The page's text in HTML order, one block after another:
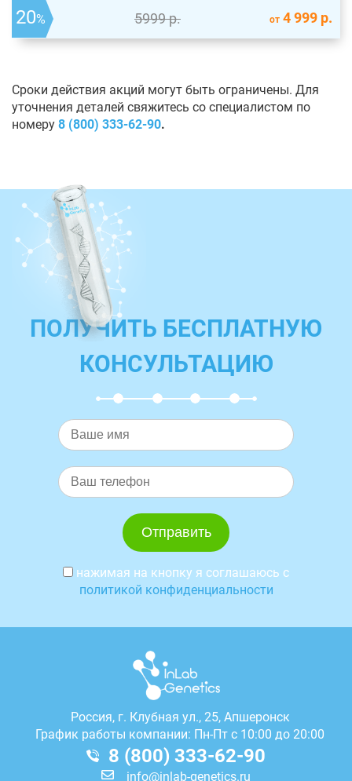
20% 5999р. от 4 999 р.
Сроки действия акций могут быть ограничены. Для
уточнения деталей свяжитесь со специалистом по
номеру 8 (800) 333-62-90.
ПОЛУЧИТЬ БЕСПЛАТНУЮ
КОНСУЛЬТАЦИЮ
нажимая на кнопку я соглашаюсь с
политикой конфиденциальности
Россия, г. Клубная ул., 25, Апшеронск
График работы компании: Пн-Пт с 10:00 до 20:00
8 (800) 333-62-90
info@inlab-genetics.ru